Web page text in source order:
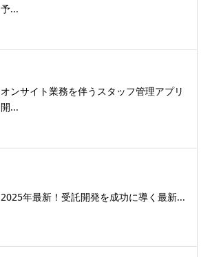
予...
オンサイト業務を伴うスタッフ管理アプリ
開...
2025年最新！受託開発を成功に導く最新...